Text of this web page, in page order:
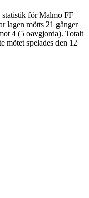
för Malmo FF
lagen mötts 21 gånger
4 (5 oavgjorda). Totalt
mötet spelades den 12